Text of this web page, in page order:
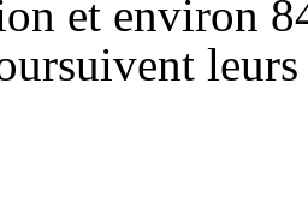
et environ